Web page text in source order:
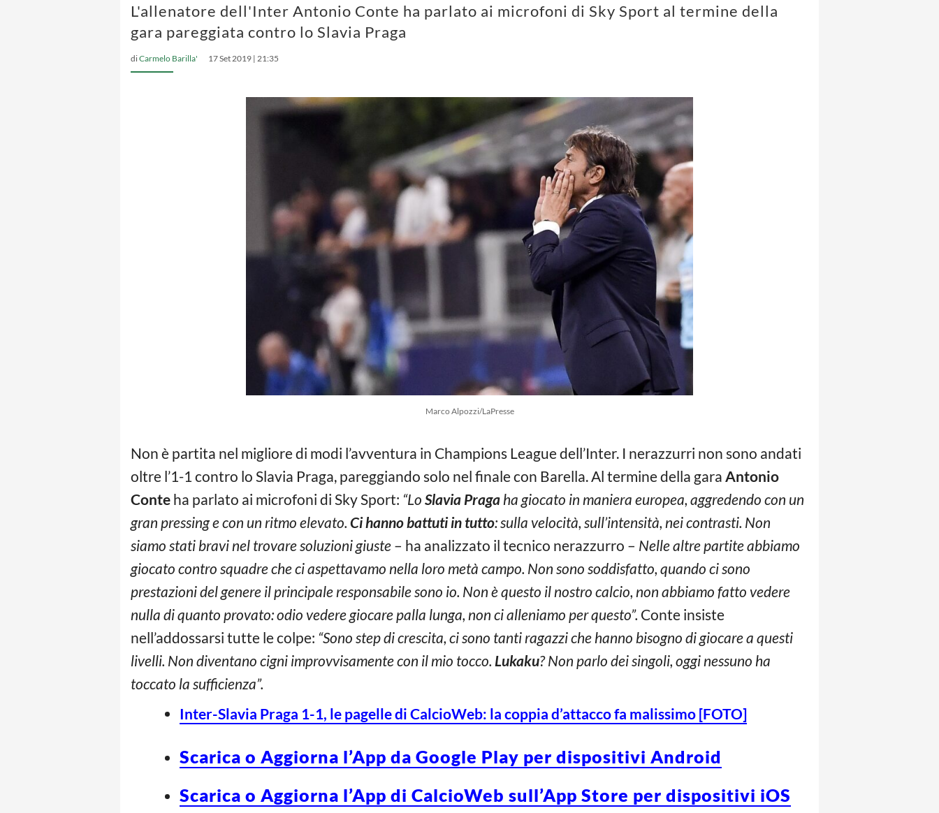
L'allenatore dell'Inter Antonio Conte ha parlato ai microfoni di Sky Sport al termine della
gara pareggiata contro lo Slavia Praga
diCarmelo Barilla' 17 Set 2019 | 21:35
Marco Alpozzi/LaPresse
Non è partita nel migliore di modi l’avventura in Champions League dell’Inter. I nerazzurri non sono andati
oltre l’1-1 contro lo Slavia Praga, pareggiando solo nel finale con Barella. Al termine della gara Antonio
Conte ha parlato ai microfoni di Sky Sport: “Lo Slavia Praga ha giocato in maniera europea, aggredendo con un
gran pressing e con un ritmo elevato. Ci hanno battuti in tutto: sulla velocità, sull’intensità, nei contrasti. Non
siamo stati bravi nel trovare soluzioni giuste – ha analizzato il tecnico nerazzurro – Nelle altre partite abbiamo
giocato contro squadre che ci aspettavamo nella loro metà campo. Non sono soddisfatto, quando ci sono
prestazioni del genere il principale responsabile sono io. Non è questo il nostro calcio, non abbiamo fatto vedere
nulla di quanto provato: odio vedere giocare palla lunga, non ci alleniamo per questo”. Conte insiste
nell’addossarsi tutte le colpe: “Sono step di crescita, ci sono tanti ragazzi che hanno bisogno di giocare a questi
livelli. Non diventano cigni improvvisamente con il mio tocco. Lukaku? Non parlo dei singoli, oggi nessuno ha
toccato la sufficienza”.
Inter-Slavia Praga 1-1, le pagelle di CalcioWeb: la coppia d’attacco fa malissimo [FOTO]
Scarica o Aggiorna l’App da Google Play per dispositivi Android
Scarica o Aggiorna l’App di CalcioWeb sull’App Store per dispositivi iOS